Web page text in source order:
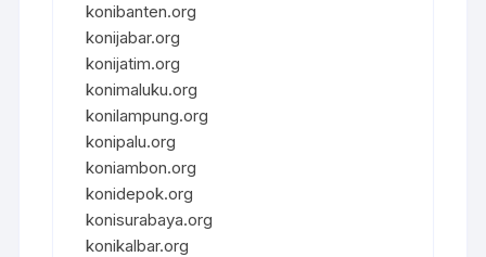
konibanten.org
konijabar.org
konijatim.org
konimaluku.org
konilampung.org
konipalu.org
koniambon.org
konidepok.org
konisurabaya.org
konikalbar.org